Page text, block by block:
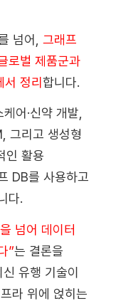
넘어, 그래프
로벌 제품군과
서 정리합니다.
어·신약 개발,
그리고 생성형
인 활용
DB를 사용하고
다.
넘어 데이터
”는 결론을
유행 기술이
라 위에 얹히는